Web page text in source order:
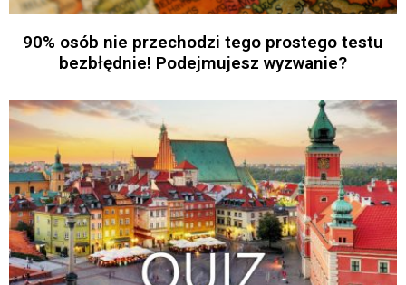
90% osób nie przechodzi tego prostego testu
bezbłędnie! Podejmujesz wyzwanie?